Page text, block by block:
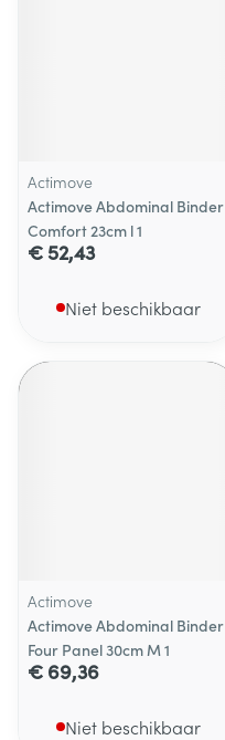
Actimove
Actimove Abdominal Binder
Comfort 23cm l 1
€ 52,43
Niet beschikbaar
Actimove
Actimove Abdominal Binder
Four Panel 30cm M 1
€ 69,36
Niet beschikbaar